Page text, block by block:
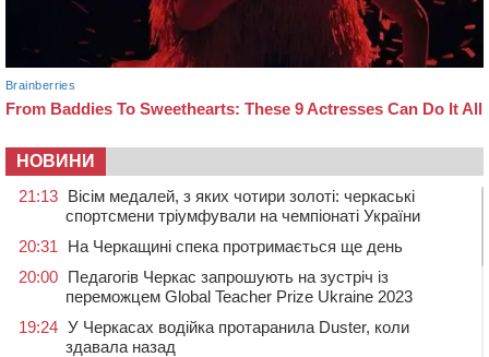
НОВИНИ
21:13 Вісім медалей, з яких чотири золоті: черкаські
спортсмени тріумфували на чемпіонаті України
20:31
На Черкащині спека протримається ще день
20:00 Педагогів Черкас запрошують на зустріч із
переможцем Global Teacher Prize Ukraine 2023
19:24 У Черкасах водійка протаранила Duster, коли
здавала назад